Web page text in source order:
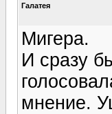
Галатея
Мигера.
И сразу
мнение.